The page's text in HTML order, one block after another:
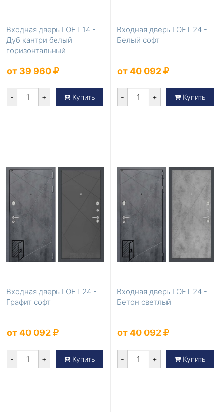
Входная дверь LOFT 14 -
Дуб кантри белый
горизонтальный
от 39 960
- + Купить
Входная дверь LOFT 24 -
Белый софт
от 40 092
- + Купить
Входная дверь LOFT 24 -
Графит софт
от 40 092
- + Купить
Входная дверь LOFT 24 -
Бетон светлый
от 40 092
- + Купить